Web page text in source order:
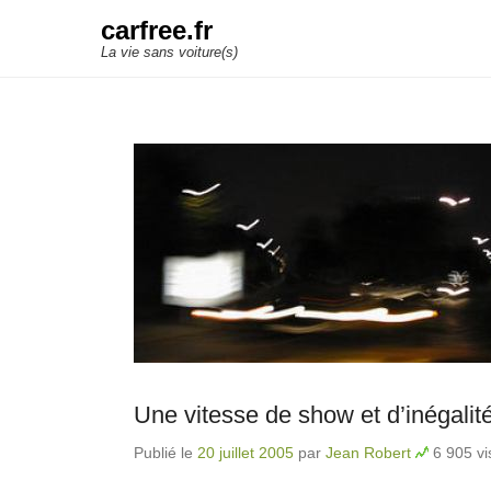
carfree.fr
La vie sans voiture(s)
Une vitesse de show et
Publié le 20 juillet 2005 par Jean Robert 6 905